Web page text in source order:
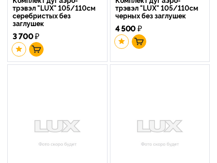
трэвэл "LUX" 105/110см
серебристых без
заглушек
3 700₽
трэвэл "LUX" 105/110см
черных без заглушек
4 500₽